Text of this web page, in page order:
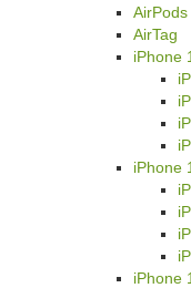
AirTag
iPhone
iPhone
iPhone